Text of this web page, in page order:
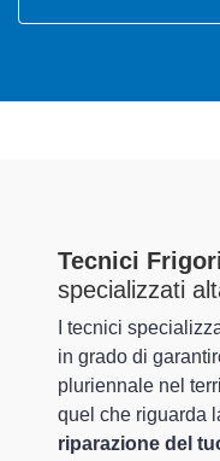
Tecnici
specializzati
I tecnici
in grado di
pluriennale nel
quel che riguarda
riparazione del